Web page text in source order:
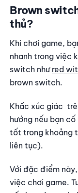
Brown
thủ?
Khi chơi game,
nhanh trong việc
switch như red
brown switch.
Khấc xúc giác
hướng nếu bạn
tốt trong khoảng
liên tục).
Với đặc điểm
việc chơi game.